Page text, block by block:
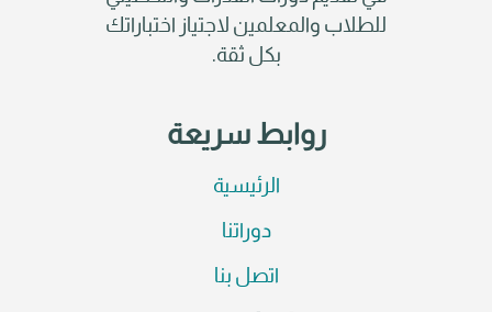
للطلاب والمعلمين لاجتياز اختباراتك
بكل ثقة.
روابط سريعة
الرئيسية
دوراتنا
اتصل بنا